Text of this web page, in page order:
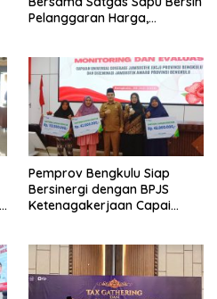
Pelanggaran Harga,
Masih Jadi Sorotan
Pemprov Bengkulu Siap
Bersinergi dengan BPJS
Ketenagakerjaan Capai